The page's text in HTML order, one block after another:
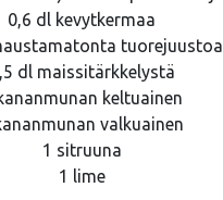
0,6 dl kevytkermaa
tuorejuustoa
dl maissitärkkelystä
keltuainen
valkuainen
1 sitruuna
1 lime